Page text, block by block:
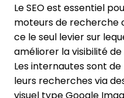
Le SEO est essentiel
moteurs de recherche
ce le seul levier sur
améliorer la visibilité
Les internautes sont
leurs recherches via
visuel type Google